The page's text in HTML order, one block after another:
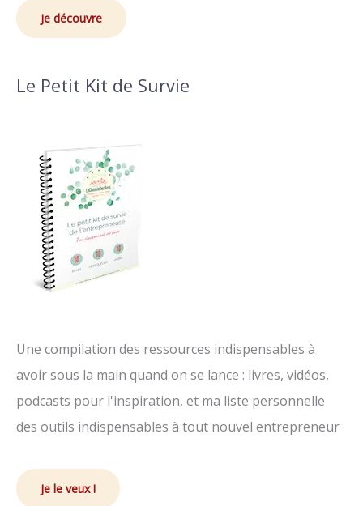
Je découvre
Le Petit Kit de Survie
Une compilation des ressources indispensables à
avoir sous la main quand on se lance : livres, vidéos,
podcasts pour l'inspiration, et ma liste personnelle
des outils indispensables à tout nouvel entrepreneur
Je le veux !